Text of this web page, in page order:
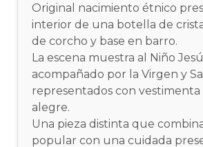
Original nacimiento étnico
interior de una botella de
de corcho y base en barro.
La escena muestra al Niño
acompañado por la Virgen y
representados con vestimenta
alegre.
Una pieza distinta que
popular con una cuidada